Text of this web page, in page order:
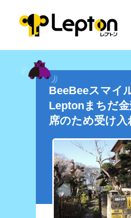
BeeBeeスマイ
Leptonまちだ
席のため受け入